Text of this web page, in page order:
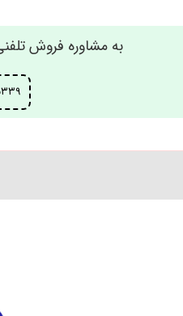
به مشاوره فروش